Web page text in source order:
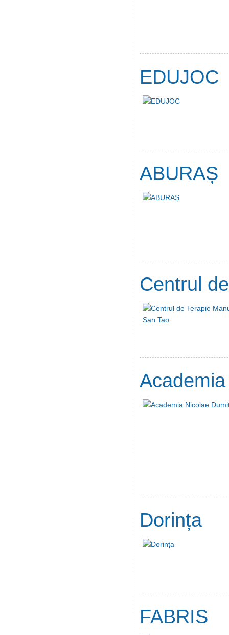
EDUJOC
ABURAȘ
Centrul
Dorința
FABRIS